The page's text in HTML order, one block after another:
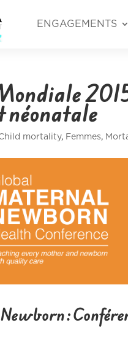
ENGAGEMENTS
néonatale
mortality, Femmes,
: